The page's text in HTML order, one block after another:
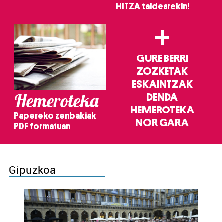
HITZA taldearekin!
Hemeroteka
Papereko zenbakiak
PDF formatuan
+
GURE BERRI
ZOZKETAK
ESKAINTZAK
DENDA
HEMEROTEKA
NOR GARA
Gipuzkoa